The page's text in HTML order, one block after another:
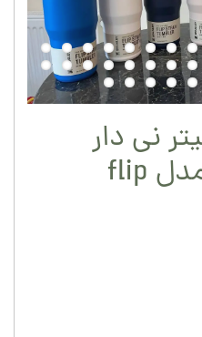
لیتر نی دار
اورجینال استنلی مدل flip